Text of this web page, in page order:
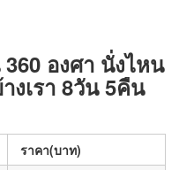
องศา นั่งไหน
งเรา 8วัน 5คืน
ราคา(บาท)